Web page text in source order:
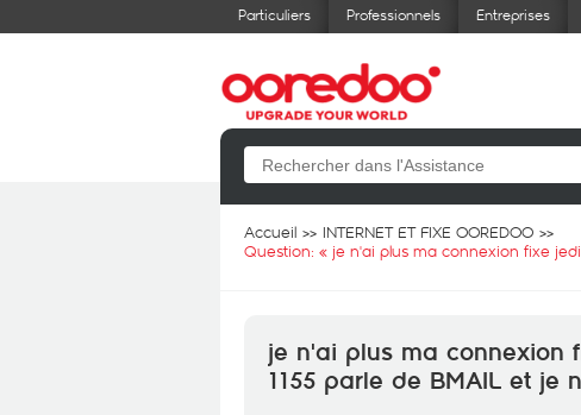
Particuliers Professionnels Entreprises
Accueil
INTERNET ET FIXE OOREDOO
Question: « je n'ai plus ma connexion fixe
je n'ai plus ma connexion
1155 parle de BMAIL et je